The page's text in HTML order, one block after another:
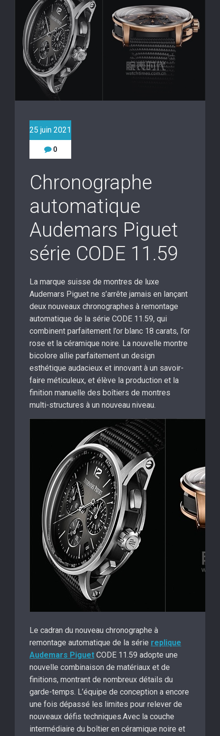
25 juin 2021
0
Chronographe
automatique
Audemars Piguet
série CODE 11.59
La marque suisse de montres de luxe
Audemars Piguet ne s’arrête jamais en lançant
deux nouveaux chronographes à remontage
automatique de la série CODE 11.59, qui
combinent parfaitement l’or blanc 18 carats, l’or
rose et la céramique noire. La nouvelle montre
bicolore allie parfaitement un design
esthétique audacieux et innovant à un savoir-
faire méticuleux, et élève la production et la
finition manuelle des boîtiers de montres
multi-structures à un nouveau niveau.
Le cadran du nouveau chronographe à
remontage automatique de la série replique
Audemars Piguet CODE 11.59 adopte une
nouvelle combinaison de matériaux et de
finitions, montrant de nombreux détails du
garde-temps. L’équipe de conception a encore
une fois dépassé les limites pour relever de
nouveaux défis techniques.Avec la couche
intermédiaire du boîtier en céramique noire et